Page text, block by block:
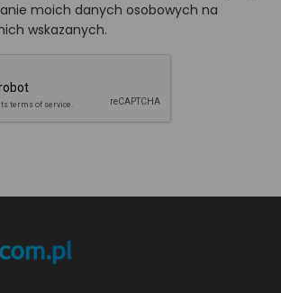
moich danych osobowych na
wskazanych.